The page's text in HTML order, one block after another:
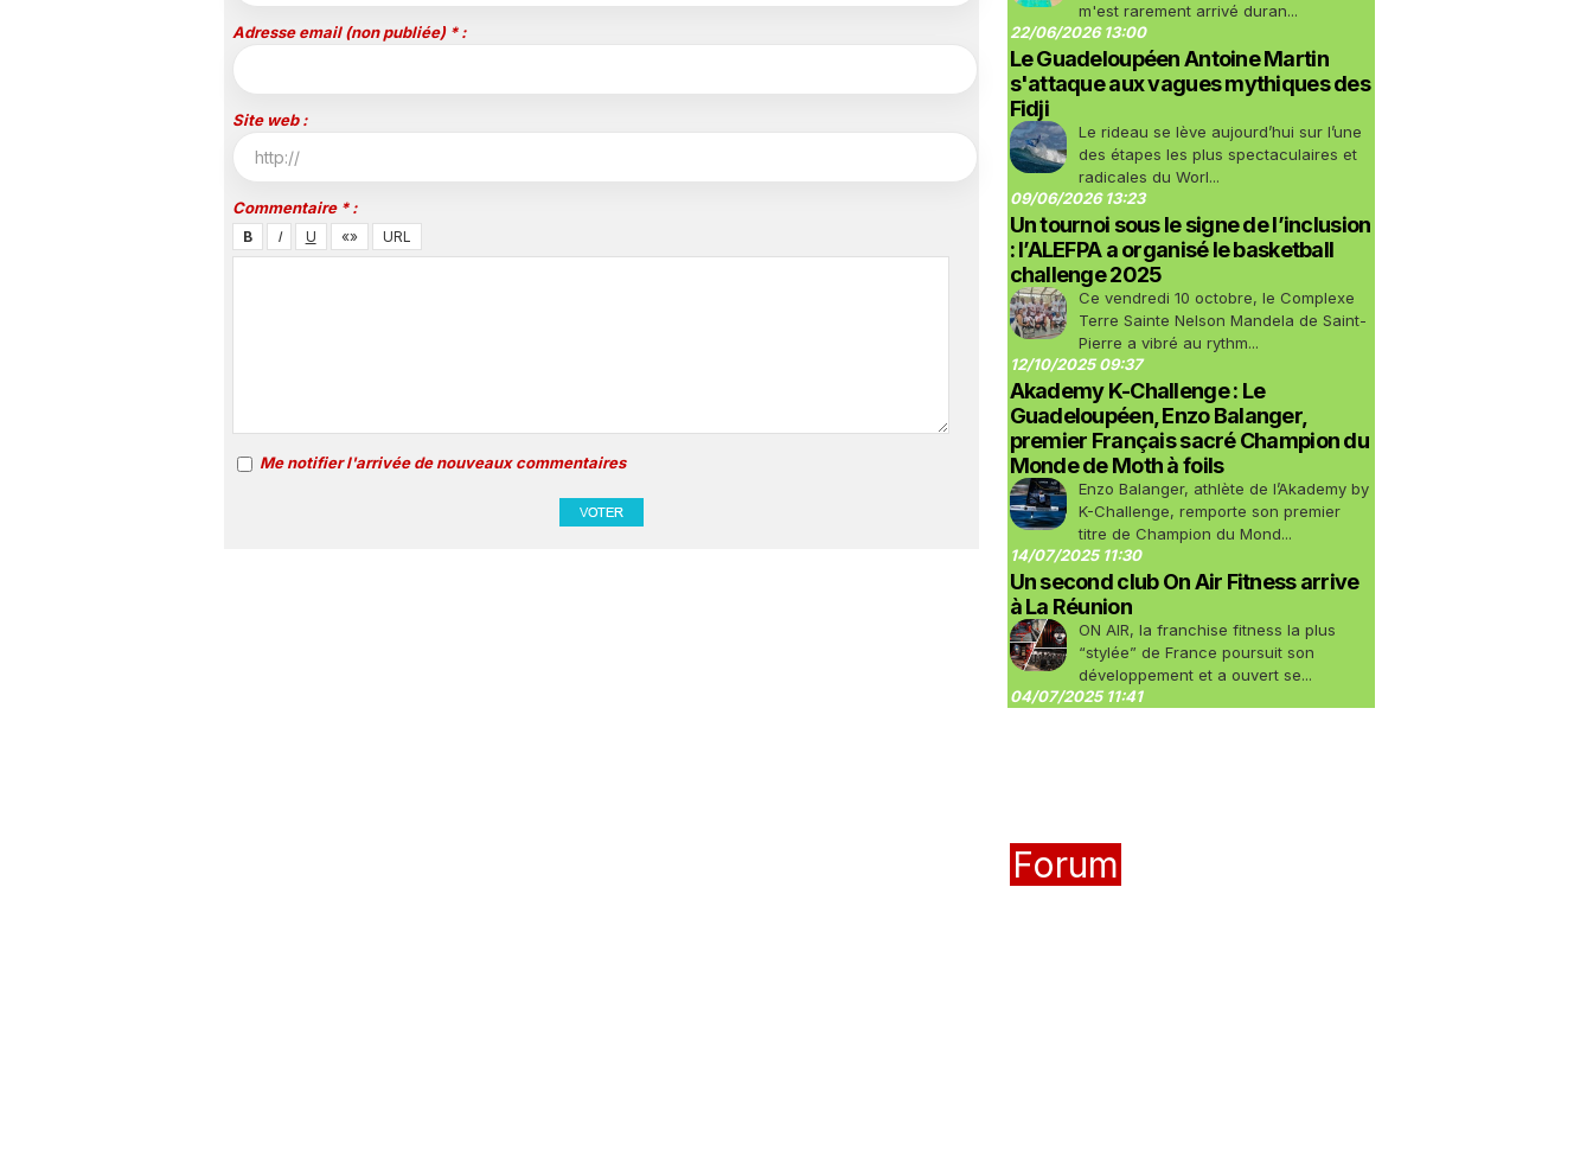
Adresse email (non publiée) * :
Site web :
Commentaire * :
Me notifier l'arrivée de nouveaux commentaires
m'est rarement arrivé duran...
22/06/2026 13:00
Le Guadeloupéen Antoine Martin
s'attaque aux vagues mythiques des
Fidji
Le rideau se lève aujourd’hui sur l’une
des étapes les plus spectaculaires et
radicales du Worl...
09/06/2026 13:23
Un tournoi sous le signe de l’inclusion
: l’ALEFPA a organisé le basketball
challenge 2025
Ce vendredi 10 octobre, le Complexe
Terre Sainte Nelson Mandela de Saint-
Pierre a vibré au rythm...
12/10/2025 09:37
Akademy K-Challenge : Le
Guadeloupéen, Enzo Balanger,
premier Français sacré Champion du
Monde de Moth à foils
Enzo Balanger, athlète de l’Akademy by
K-Challenge, remporte son premier
titre de Champion du Mond...
14/07/2025 11:30
Un second club On Air Fitness arrive
à La Réunion
ON AIR, la franchise fitness la plus
“stylée” de France poursuit son
développement et a ouvert se...
04/07/2025 11:41
Forum